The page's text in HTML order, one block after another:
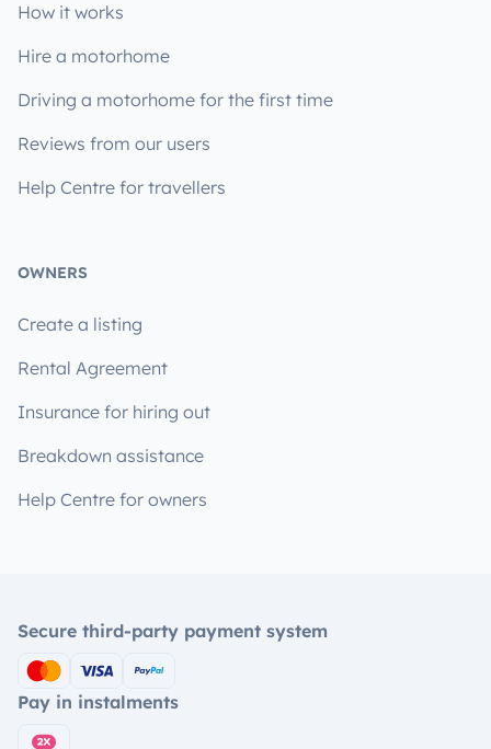
How it works
Hire a motorhome
Driving a motorhome for the first time
Reviews from our users
Help Centre for travellers
OWNERS
Create a listing
Rental Agreement
Insurance for hiring out
Breakdown assistance
Help Centre for owners
Secure third-party payment system
Pay in instalments